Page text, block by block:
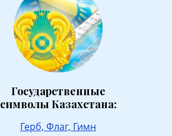
Государственные
символы Казахстана:
Герб, Флаг, Гимн